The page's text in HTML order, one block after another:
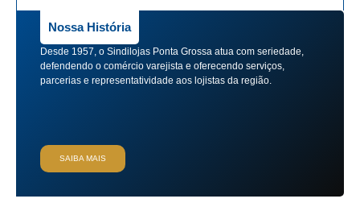
Nossa História
Desde 1957, o Sindilojas Ponta Grossa atua com seriedade,
defendendo o comércio varejista e oferecendo serviços,
parcerias e representatividade aos lojistas da região.
SAIBA MAIS